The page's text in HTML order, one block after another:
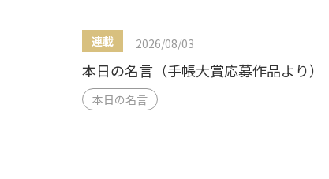
連載 2026/08/03
本日の名言（手帳大賞応募作品より）
本日の名言